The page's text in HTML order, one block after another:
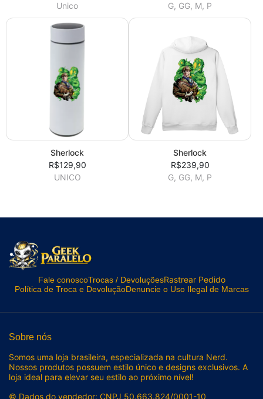
Unico G, GG, M, P
Sherlock
R$129,90
UNICO
Sherlock
R$239,90
G, GG, M, P
Fale conoscoTrocas / DevoluçõesRastrear Pedido
Política de Troca e DevoluçãoDenuncie o Uso Ilegal de Marcas
Sobre nós
Somos uma loja brasileira, especializada na cultura Nerd.
Nossos produtos possuem estilo único e designs exclusivos. A
loja ideal para elevar seu estilo ao próximo nível!
© Dados do vendedor: CNPJ 50.663.824/0001-10